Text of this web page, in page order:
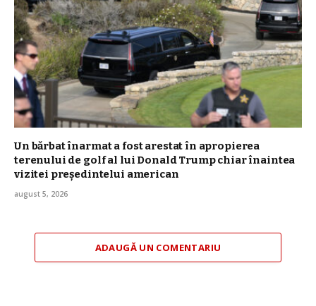
Un bărbat înarmat a fost arestat în apropierea
terenului de golf al lui Donald Trump chiar înaintea
vizitei președintelui american
august 5, 2026
ADAUGĂ UN COMENTARIU